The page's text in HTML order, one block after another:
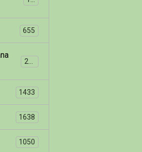
655
1433
1638
1050